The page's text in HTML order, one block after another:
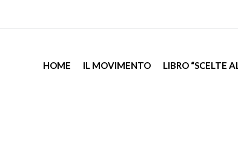
HOME IL MOVIMENTO LIBRO “SCELTE